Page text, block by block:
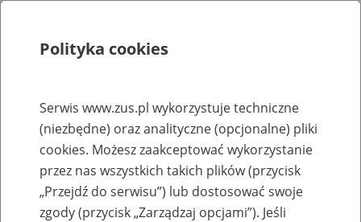
Rejestry, ewidencje i archiwa
Baza zlikwidowanych lub
przekształconych zakładów pracy
Polityka cookies
Serwis www.zus.pl wykorzystuje techniczne
(niezbędne) oraz analityczne (opcjonalne) pliki
cookies. Możesz zaakceptować wykorzystanie
przez nas wszystkich takich plików (przycisk
„Przejdź do serwisu”) lub dostosować swoje
zgody (przycisk „Zarządzaj opcjami”). Jeśli